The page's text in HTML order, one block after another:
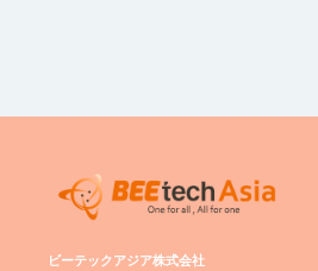
ビーテックアジア株式会社